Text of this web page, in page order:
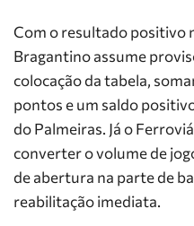
Com o resultado positivo
Bragantino assume
colocação da tabela,
pontos e um saldo
do Palmeiras. Já o
converter o volume de
de abertura na parte de
reabilitação imediata.